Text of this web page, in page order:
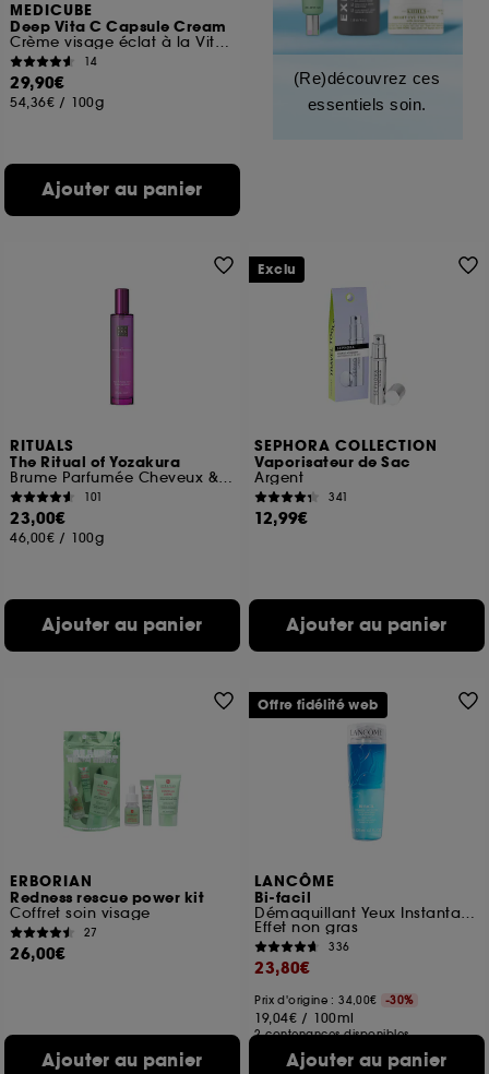
MEDICUBE
Deep Vita C Capsule Cream
Crème visage éclat à la Vitamine C
14
29,90€
54,36€ / 100g
Ajouter au panier
(Re)découvrez ces
essentiels soin.
RITUALS
The Ritual of Yozakura
Brume Parfumée Cheveux & Corps
101
23,00€
46,00€ / 100g
Ajouter au panier
SEPHORA COLLECTION
Vaporisateur de Sac
Argent
341
12,99€
Ajouter au panier
Exclu
ERBORIAN
Redness rescue power kit
Coffret soin visage
27
26,00€
Ajouter au panier
LANCÔME
Bi-facil
Démaquillant Yeux Instantané
Effet non gras
336
23,80€
Prix d'origine : 34,00€ -30%
19,04€ / 100ml
2 contenances disponibles
Ajouter au panier
Offre fidélité web